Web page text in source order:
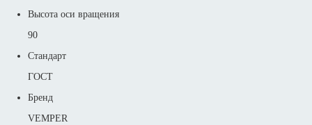
Высота оси вращения
90
Стандарт
ГОСТ
Бренд
VEMPER